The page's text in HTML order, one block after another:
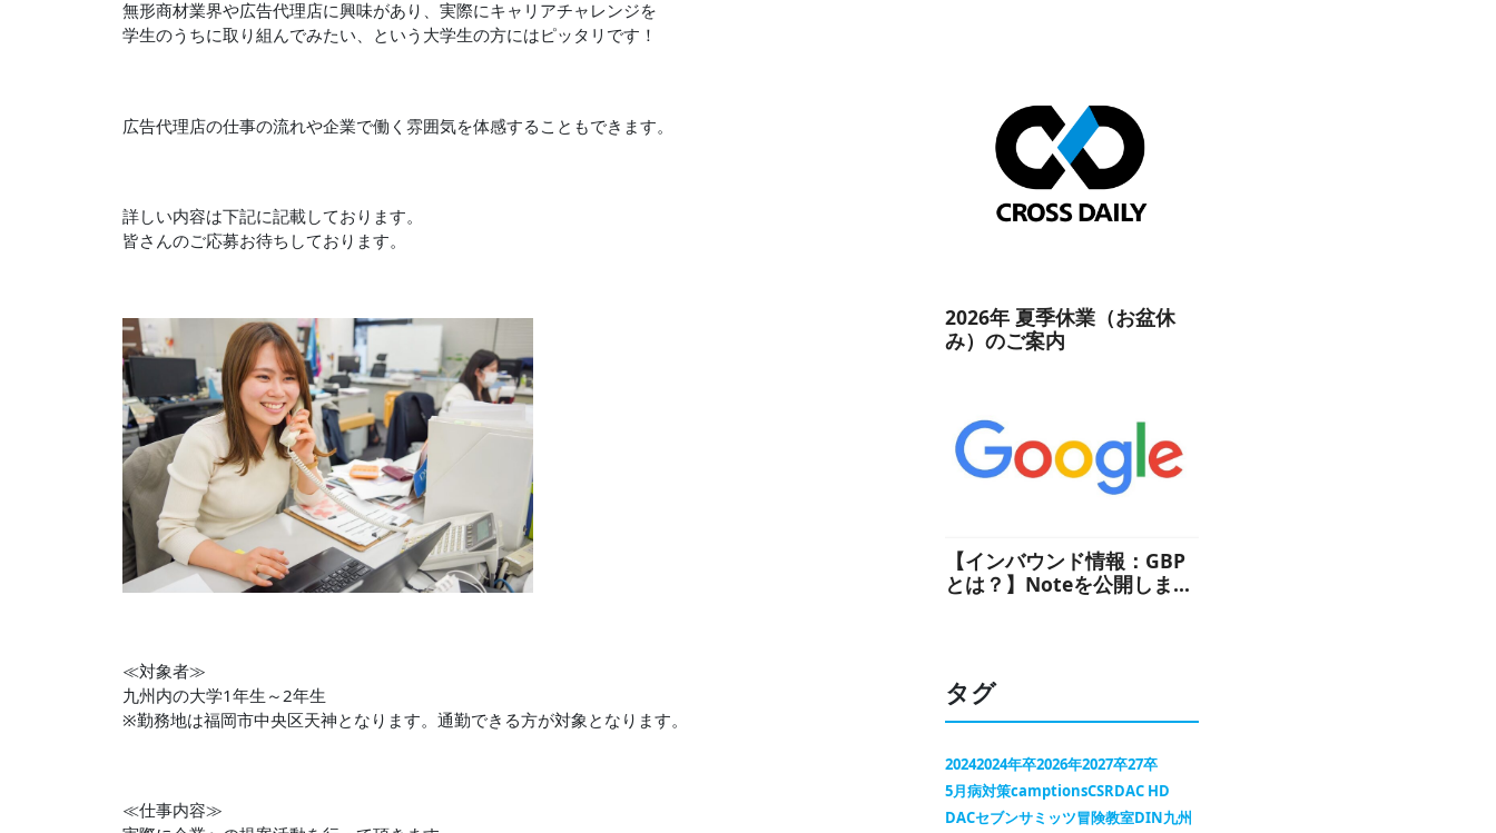
無形商材業界や広告代理店に興味があり、実際にキャリアチャレンジを
学生のうちに取り組んでみたい、という大学生の方にはピッタリです！
広告代理店の仕事の流れや企業で働く雰囲気を体感することもできます。
詳しい内容は下記に記載しております。
皆さんのご応募お待ちしております。
≪対象者≫
九州内の大学1年生～2年生
※勤務地は福岡市中央区天神となります。通勤できる方が対象となります。
≪仕事内容≫
2026年 夏季休業（お盆休
み）のご案内
【インバウンド情報：GBP
とは？】Noteを公開しまし
タグ
20242024年卒2026年2027卒27卒
5月病対策camptionsCSRDAC HD
DACセブンサミッツ冒険教室DIN九州